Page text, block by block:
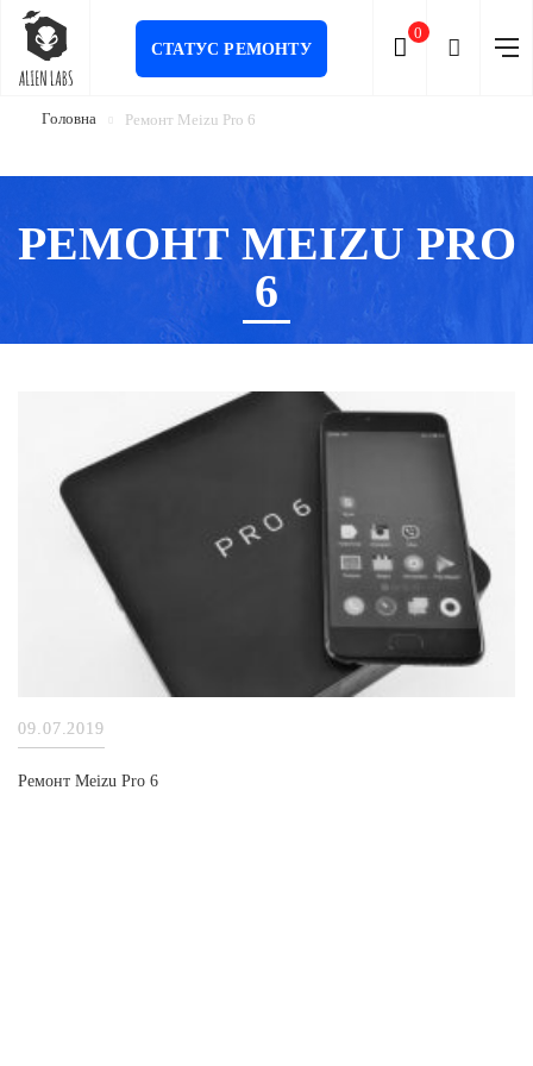
Головна Ремонт Meizu Pro 6
РЕМОНТ MEIZU PRO
6
09.07.2019
Ремонт Meizu Pro 6
СТАТУС РЕМОНТУ
0